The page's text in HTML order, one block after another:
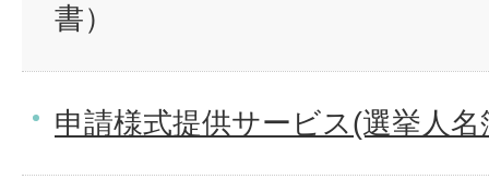
書）
申請様式提供サービス(選挙人